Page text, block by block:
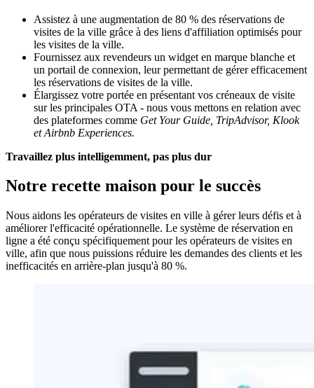
Assistez à une augmentation de 80 % des réservations de
visites de la ville grâce à des liens d'affiliation optimisés pour
les visites de la ville.
Fournissez aux revendeurs un widget en marque blanche et
un portail de connexion, leur permettant de gérer efficacement
les réservations de visites de la ville.
Élargissez votre portée en présentant vos créneaux de visite
sur les principales OTA - nous vous mettons en relation avec
des plateformes comme Get Your Guide, TripAdvisor, Klook
et Airbnb Experiences.
Travaillez plus intelligemment, pas plus dur
Notre recette maison pour le succès
Nous aidons les opérateurs de visites en ville à gérer leurs défis et à
améliorer l'efficacité opérationnelle. Le système de réservation en
ligne a été conçu spécifiquement pour les opérateurs de visites en
ville, afin que nous puissions réduire les demandes des clients et les
inefficacités en arrière-plan jusqu'à 80 %.